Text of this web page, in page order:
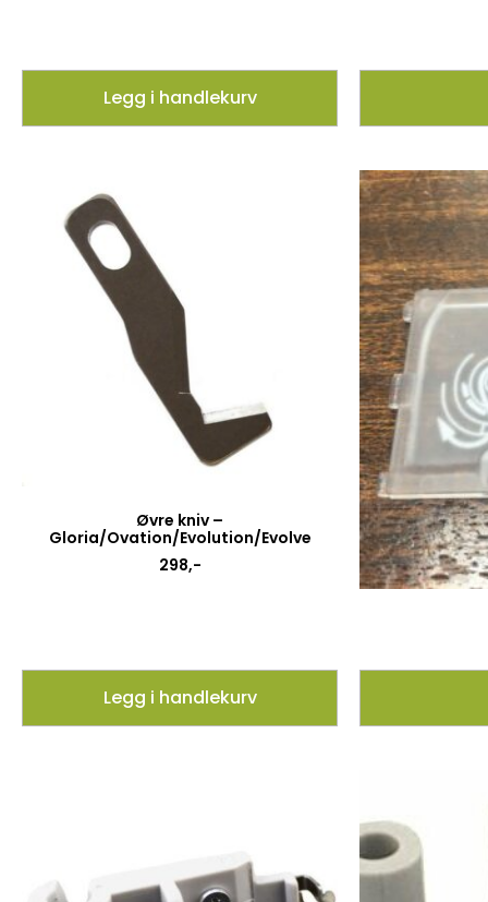
Legg i handlekurv
Øvre kniv –
Gloria/Ovation/Evolution/Evolve
298,-
Legg i handlekurv